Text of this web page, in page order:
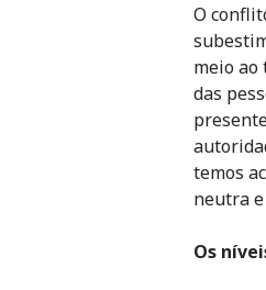
O
meio ao
das
temos
neutra
Os